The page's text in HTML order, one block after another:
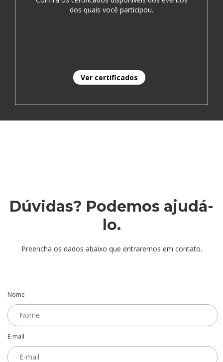
dos quais você participou.
Ver certificados
Dúvidas? Podemos ajudá-
lo.
Preencha os dados abaixo que entraremos em contato.
Nome
E-mail